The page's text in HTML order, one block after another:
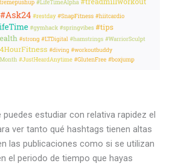
puedes estudiar con relativa rapidez el
ver tanto qué hashtags tienen altas
las publicaciones como si se utilizan
el periodo de tiempo que hayas